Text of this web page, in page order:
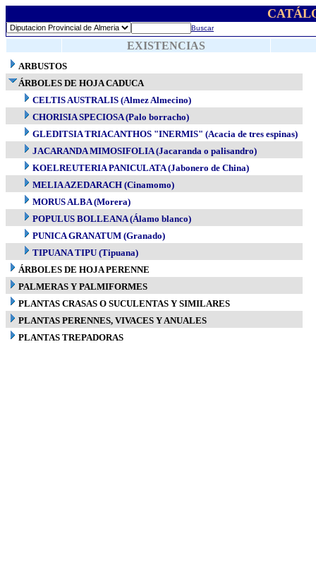
Buscar
EXISTENCIAS
ARBUSTOS
ÁRBOLES DE HOJA CADUCA
CELTIS AUSTRALIS (Almez Almecino)
CHORISIA SPECIOSA (Palo borracho)
GLEDITSIA TRIACANTHOS "INERMIS" (Acacia de tres espinas)
JACARANDA MIMOSIFOLIA (Jacaranda o palisandro)
KOELREUTERIA PANICULATA (Jabonero de China)
MELIA AZEDARACH (Cinamomo)
MORUS ALBA (Morera)
POPULUS BOLLEANA (Álamo blanco)
PUNICA GRANATUM (Granado)
TIPUANA TIPU (Tipuana)
ÁRBOLES DE HOJA PERENNE
PALMERAS Y PALMIFORMES
PLANTAS CRASAS O SUCULENTAS Y SIMILARES
PLANTAS PERENNES, VIVACES Y ANUALES
PLANTAS TREPADORAS